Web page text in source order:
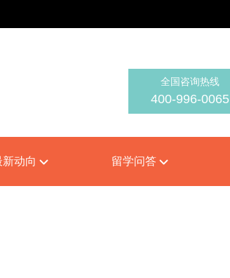
全国咨询热线
400-996-0065
新动向 留学问答